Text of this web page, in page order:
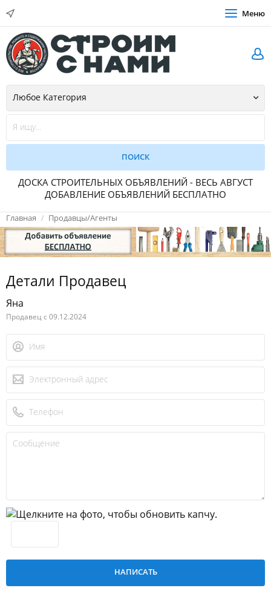
Меню
ДОСКА СТРОИТЕЛЬНЫХ ОБЪЯВЛЕНИЙ - ВЕСЬ АВГУСТ
ДОБАВЛЕНИЕ ОБЪЯВЛЕНИЙ БЕСПЛАТНО
Главная Продавцы/Агенты
Детали Продавец
Яна
Продавец с 09.12.2024